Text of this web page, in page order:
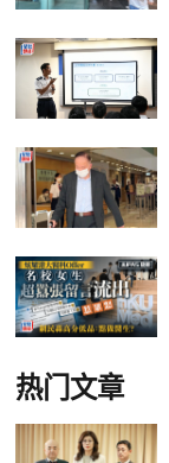
热门文章